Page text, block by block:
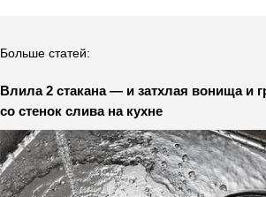
Больше статей:
Влила 2 стакана — и затхлая вонища и
со стенок слива на кухне